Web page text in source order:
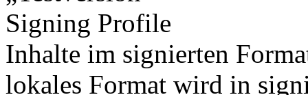
Signing Profile
Inhalte im signierten
lokales Format wird in